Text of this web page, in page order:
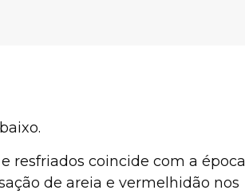
resfriados coincide com a época
de areia e vermelhidão nos